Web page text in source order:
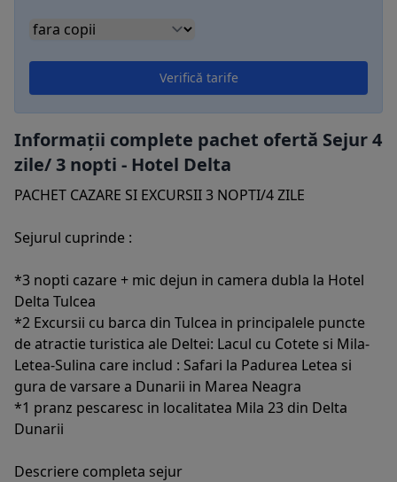
Verifică tarife
Informații complete pachet ofertă Sejur 4
zile/ 3 nopti - Hotel Delta
PACHET CAZARE SI EXCURSII 3 NOPTI/4 ZILE
Sejurul cuprinde :
*3 nopti cazare + mic dejun in camera dubla la Hotel
Delta Tulcea
*2 Excursii cu barca din Tulcea in principalele puncte
de atractie turistica ale Deltei: Lacul cu Cotete si Mila-
Letea-Sulina care includ : Safari la Padurea Letea si
gura de varsare a Dunarii in Marea Neagra
*1 pranz pescaresc in localitatea Mila 23 din Delta
Dunarii
Descriere completa sejur